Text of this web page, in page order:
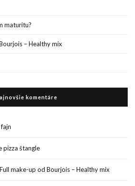
maturitu?
– Healthy mix
komentáre
pizza štangle
make-up od Bourjois – Healthy mix